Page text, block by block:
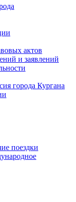
актов
и заявлений
города Кургана
поездки